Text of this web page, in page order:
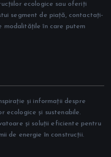
ecologice sau oferiți
segment de piață, contactați-
modalitățile în care putem
și informații despre
ecologice și sustenabile.
și soluții eficiente pentru
de energie în construcții.